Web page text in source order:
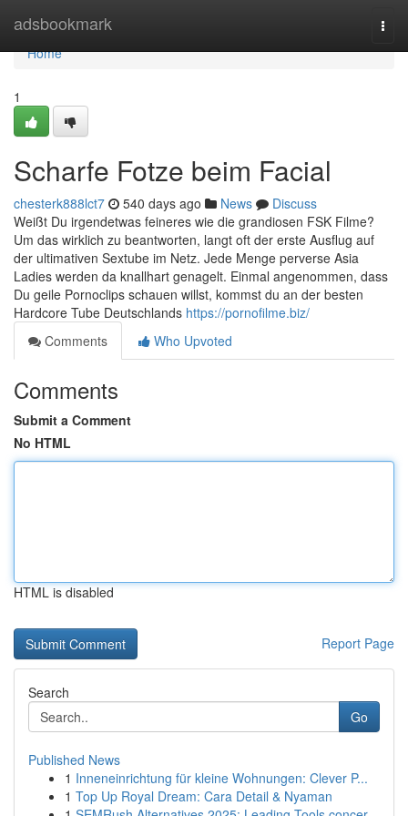
adsbookmark
Home
Home
1
Scharfe Fotze beim Facial
chesterk888lct7 540 days ago News
Discuss
Weißt Du irgendetwas feineres wie die grandiosen FSK Filme?
Um das wirklich zu beantworten, langt oft der erste Ausflug auf
der ultimativen Sextube im Netz. Jede Menge perverse Asia
Ladies werden da knallhart genagelt. Einmal angenommen, dass
Du geile Pornoclips schauen willst, kommst du an der besten
Hardcore Tube Deutschlands https://pornofilme.biz/
Comments
Who Upvoted
Comments
Submit a Comment
No HTML
HTML is disabled
Report Page
Search
Go
Published News
1 Inneneinrichtung für kleine Wohnungen: Clever P...
1 Top Up Royal Dream: Cara Detail & Nyaman